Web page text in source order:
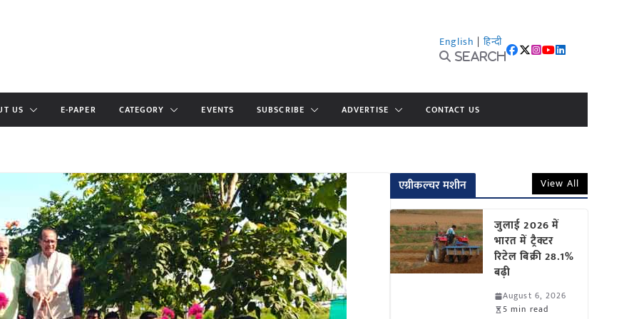
English | हिन्दी
Search
US E-PAPER CATEGORY EVENTS SUBSCRIBE ADVERTISE CONTACT US
एग्रीकल्चर मशीन View All
जुलाई 2026 में
भारत में ट्रैक्टर
रिटेल बिक्री 28.1%
बढ़ी
August 6, 2026
5 min read